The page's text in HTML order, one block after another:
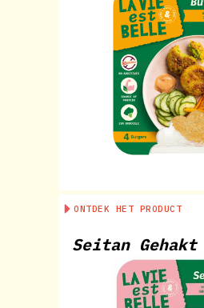
ONTDEK HET PRODUCT
Seitan Gehakt